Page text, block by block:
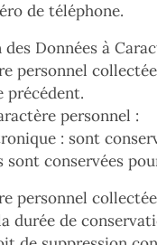
de téléphone.
Données à
personnel
précédent.
personnel :
: sont
sont conservées
personnel
durée de